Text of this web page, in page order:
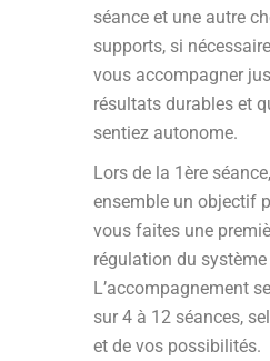
séance et une autre
supports, si
vous accompagner
résultats durables et
sentiez autonome.
Lors de la 1ère
ensemble un objectif
vous faites une
régulation du système
L’accompagnement
sur 4 à 12 séances,
et de vos possibilités.